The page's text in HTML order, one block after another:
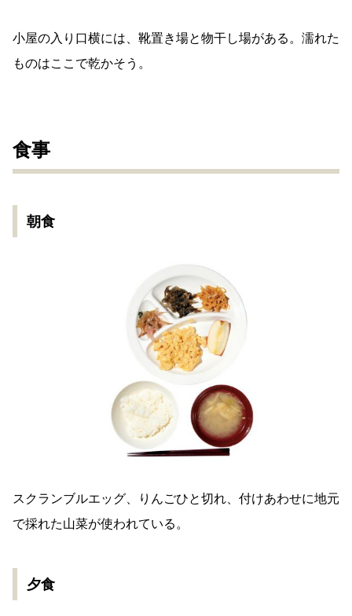
小屋の入り口横には、靴置き場と物干し場がある。濡れた
ものはここで乾かそう。
食事
朝食
スクランブルエッグ、りんごひと切れ、付けあわせに地元
で採れた山菜が使われている。
夕食